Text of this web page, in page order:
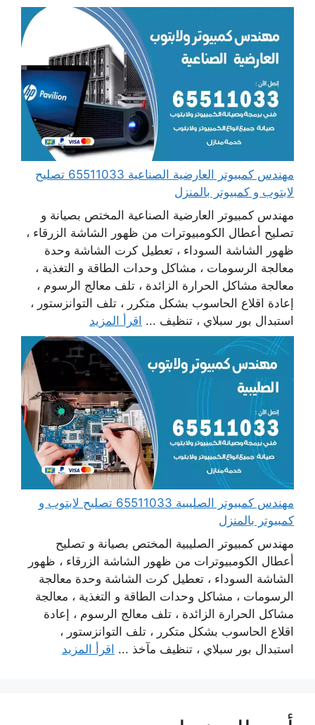
مهندس كمبيوتر العارضية الصناعية 65511033 تصليح
لابتوب و كمبيوتر بالمنزل
مهندس كمبيوتر العارضية الصناعية المختص بصيانة و
تصليح أعطال الكومبيوترات من ظهور الشاشة الزرقاء ،
ظهور الشاشة السوداء ، تعطيل كرت الشاشة وحدة
معالجة الرسومات ، مشاكل وحدات الطاقة و التغذية ،
معالجة مشاكل الحرارة الزائدة ، تلف معالج الرسوم ،
إعادة اقلاع الحاسوب بشكل متكرر ، تلف التوانزستور ،
استبدال بور سبلاي ، تنظيف ... اقرأ المزيد
مهندس كمبيوتر الصليبية 65511033 تصليح لابتوب و
كمبيوتر بالمنزل
مهندس كمبيوتر الصليبية المختص بصيانة و تصليح
أعطال الكومبيوترات من ظهور الشاشة الزرقاء ، ظهور
الشاشة السوداء ، تعطيل كرت الشاشة وحدة معالجة
الرسومات ، مشاكل وحدات الطاقة و التغذية ، معالجة
مشاكل الحرارة الزائدة ، تلف معالج الرسوم ، إعادة
اقلاع الحاسوب بشكل متكرر ، تلف التوانزستور ،
استبدال بور سبلاي ، تنظيف مآخذ ... اقرأ المزيد